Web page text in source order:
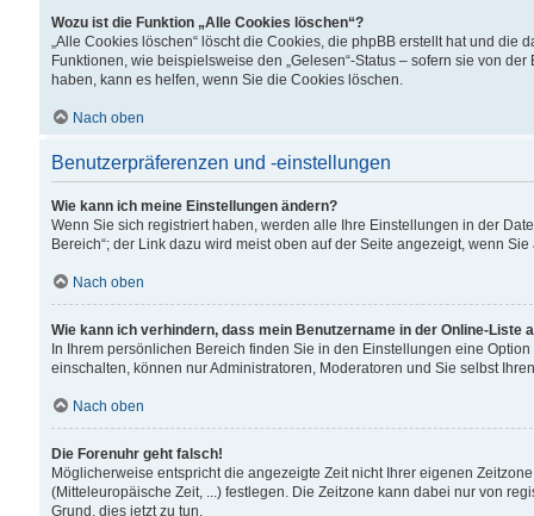
Wozu ist die Funktion „Alle Cookies löschen“?
„Alle Cookies löschen“ löscht die Cookies, die phpBB erstellt hat und
Funktionen, wie beispielsweise den „Gelesen“-Status – sofern sie von
haben, kann es helfen, wenn Sie die Cookies löschen.
Nach oben
Benutzerpräferenzen und -einstellungen
Wie kann ich meine Einstellungen ändern?
Wenn Sie sich registriert haben, werden alle Ihre Einstellungen in der
Bereich“; der Link dazu wird meist oben auf der Seite angezeigt, wenn
Nach oben
Wie kann ich verhindern, dass mein Benutzername in der Online-Liste
In Ihrem persönlichen Bereich finden Sie in den Einstellungen eine
einschalten, können nur Administratoren, Moderatoren und Sie selbst
Nach oben
Die Forenuhr geht falsch!
Möglicherweise entspricht die angezeigte Zeit nicht Ihrer eigenen
(Mitteleuropäische Zeit, ...) festlegen. Die Zeitzone kann dabei nur von
Grund, dies jetzt zu tun.